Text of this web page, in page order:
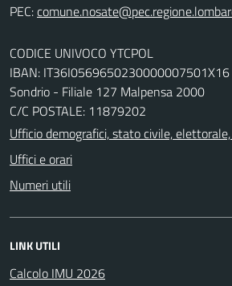
PEC:
CODICE UNIVOCO YTCPOL
IBAN: IT36I0569650230000007501X16
Sondrio - Filiale 127 Malpensa 2000
C/C POSTALE: 11879202
Ufficio demografici, stato civile,
Uffici e orari
Numeri utili
LINK UTILI
Calcolo IMU 2026